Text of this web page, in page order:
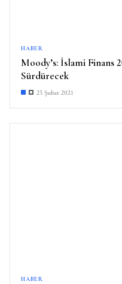
HABER
Moody’s: İslami Finans
Sürdürecek
25 Şubat 2021
HABER